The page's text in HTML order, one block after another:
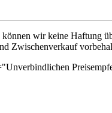
wir keine Haftung
Zwischenverkauf